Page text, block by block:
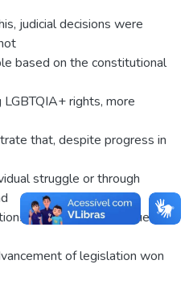
judicial decisions were
based on the constitutional
rights, more
that, despite progress in
struggle or through
the struggle continues, as
of legislation won